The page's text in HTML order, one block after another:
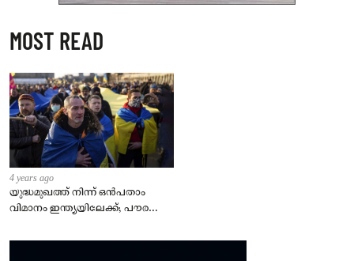
MOST READ
4 years ago
യുദ്ധമുഖത്ത് നിന്ന് ഒൻപതാം
വിമാനം ഇന്ത്യയിലേക്ക്; പൗരന്മാർ
– കേന്ദ്രം